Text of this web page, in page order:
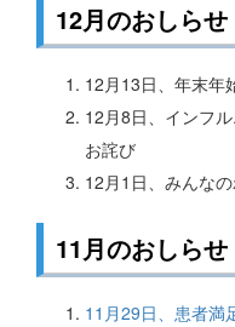
12月のおしらせ
12月13日、年末年
12月8日、インフ
お詫び
12月1日、みんな
11月のおしらせ
11月29日、患者満